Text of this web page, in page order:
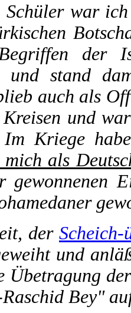
Schüler war
der
und stand
auch als
und
Im Kriege
als
gewonnenen
der
und
Übetragung
Bey"